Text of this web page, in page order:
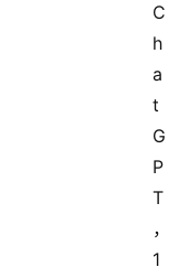
C
h
a
t
G
P
T
，
1